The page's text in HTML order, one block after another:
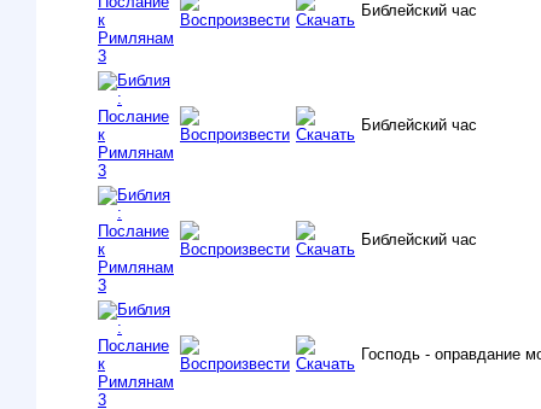
Библейский час
Библейский час
Библейский час
Господь - оправдание